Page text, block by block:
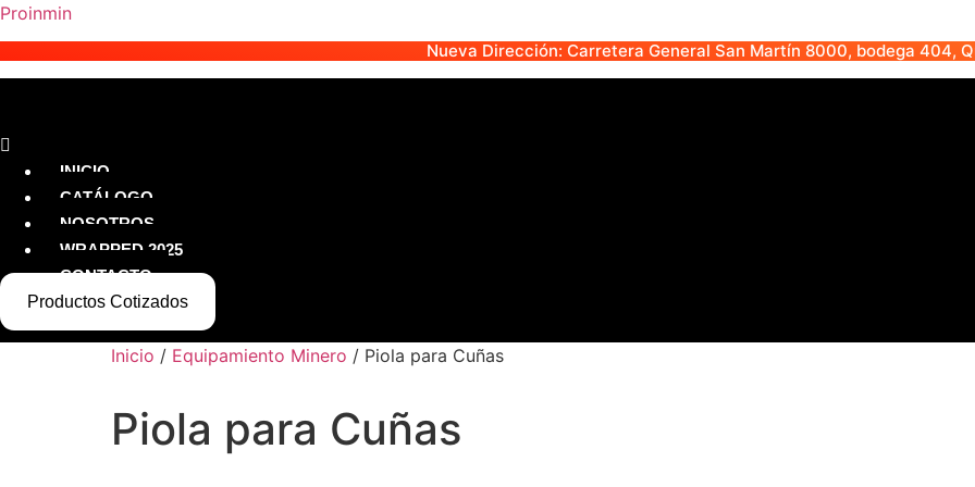
Proinmin
Nueva Dirección: Carretera General San Martín 8000, bodega 404,
Menú
INICIO
CATÁLOGO
NOSOTROS
WRAPPED 2025
CONTACTO
Productos Cotizados
Inicio / Equipamiento Minero / Piola para Cuñas
Piola para Cuñas